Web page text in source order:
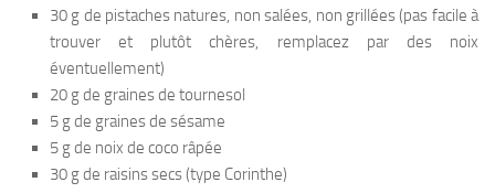
30 g de pistaches natures, non salées, non grillées (pas facile à
trouver et plutôt chères, remplacez par des noix
éventuellement)
20 g de graines de tournesol
5 g de graines de sésame
5 g de noix de coco râpée
30 g de raisins secs (type Corinthe)